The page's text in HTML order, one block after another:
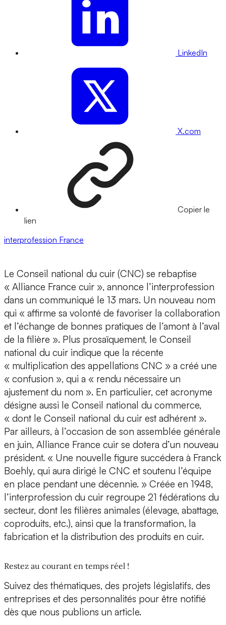
LinkedIn
X.com
Copier le
lien
interprofession France
Le Conseil national du cuir (CNC) se rebaptise
« Alliance France cuir », annonce l’interprofession
dans un communiqué le 13 mars. Un nouveau nom
qui « affirme sa volonté de favoriser la collaboration
et l’échange de bonnes pratiques de l’amont à l’aval
de la filière ». Plus prosaïquement, le Conseil
national du cuir indique que la récente
« multiplication des appellations CNC » a créé une
« confusion », qui a « rendu nécessaire un
ajustement du nom ». En particulier, cet acronyme
désigne aussi le Conseil national du commerce,
« dont le Conseil national du cuir est adhérent ».
Par ailleurs, à l’occasion de son assemblée générale
en juin, Alliance France cuir se dotera d’un nouveau
président. « Une nouvelle figure succédera à Franck
Boehly, qui aura dirigé le CNC et soutenu l’équipe
en place pendant une décennie. » Créée en 1948,
l’interprofession du cuir regroupe 21 fédérations du
secteur, dont les filières animales (élevage, abattage,
coproduits, etc.), ainsi que la transformation, la
fabrication et la distribution des produits en cuir.
Restez au courant en temps réel !
Suivez des thématiques, des projets législatifs, des
entreprises et des personnalités pour être notifié
dès que nous publions un article.